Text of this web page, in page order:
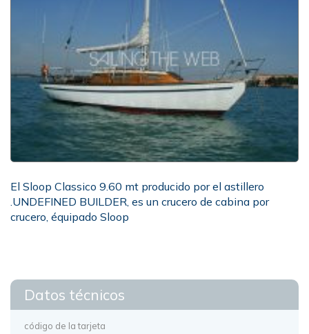
El Sloop Classico 9.60 mt producido por el astillero
.UNDEFINED BUILDER, es un crucero de cabina por
crucero, équipado Sloop
Datos técnicos
código de la tarjeta